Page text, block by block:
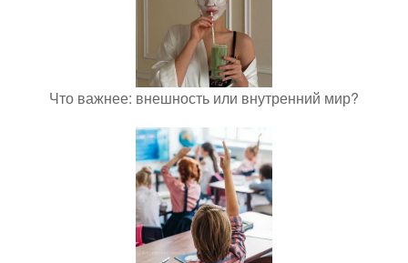
Что важнее: внешность или внутренний мир?